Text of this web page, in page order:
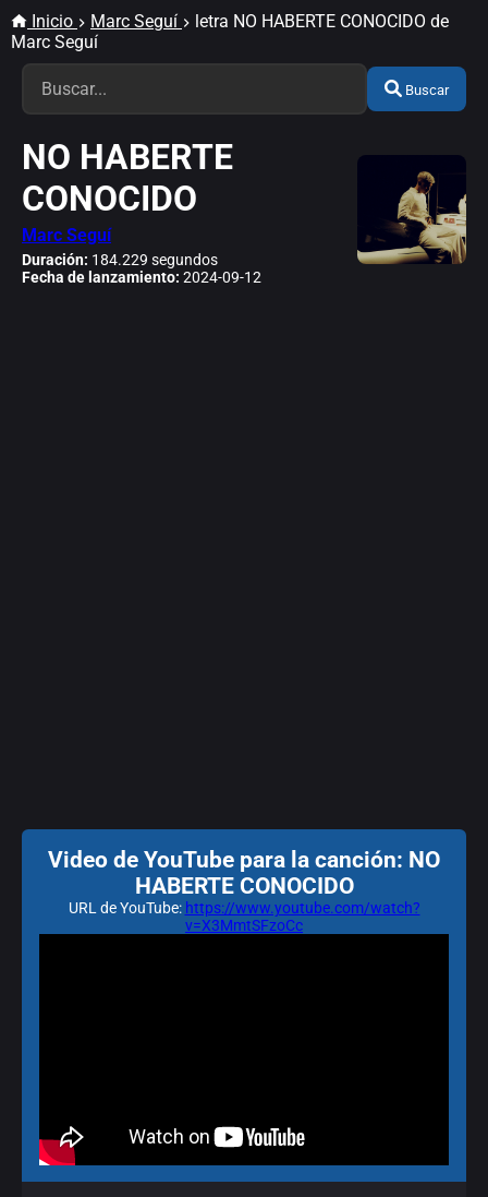
Inicio Marc Seguí
letra NO HABERTE CONOCIDO de
Marc Seguí
Buscar
NO HABERTE
CONOCIDO
Marc Seguí
Duración: 184.229 segundos
Fecha de lanzamiento: 2024-09-12
Video de YouTube para la canción: NO
HABERTE CONOCIDO
URL de YouTube: https://www.youtube.com/watch?
v=X3MmtSFzoCc